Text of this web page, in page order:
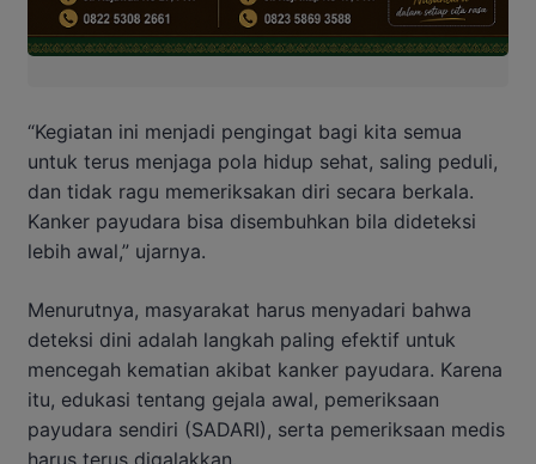
“Kegiatan ini menjadi pengingat bagi kita semua
untuk terus menjaga pola hidup sehat, saling peduli,
dan tidak ragu memeriksakan diri secara berkala.
Kanker payudara bisa disembuhkan bila dideteksi
lebih awal,” ujarnya.
Menurutnya, masyarakat harus menyadari bahwa
deteksi dini adalah langkah paling efektif untuk
mencegah kematian akibat kanker payudara. Karena
itu, edukasi tentang gejala awal, pemeriksaan
payudara sendiri (SADARI), serta pemeriksaan medis
harus terus digalakkan.